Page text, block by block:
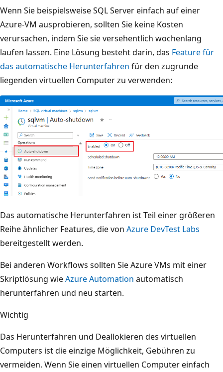
Wenn Sie beispielsweise SQL Server einfach auf einer
Azure-VM ausprobieren, sollten Sie keine Kosten
verursachen, indem Sie sie versehentlich wochenlang
laufen lassen. Eine Lösung besteht darin, das Feature für
das automatische Herunterfahren für den zugrunde
liegenden virtuellen Computer zu verwenden:
Das automatische Herunterfahren ist Teil einer größeren
Reihe ähnlicher Features, die von Azure DevTest Labs
bereitgestellt werden.
Bei anderen Workflows sollten Sie Azure VMs mit einer
Skriptlösung wieAzure Automation automatisch
herunterfahren und neu starten.
Wichtig
Das Herunterfahren und Deallokieren des virtuellen
Computers ist die einzige Möglichkeit, Gebühren zu
vermeiden. Wenn Sie einen virtuellen Computer einfach